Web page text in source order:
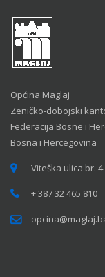
Općina Maglaj
Zeničko-dobojski
Federacija Bosne i
Bosna i Hercegovina
Viteška ulica br. 4
+ 387 32 465 810